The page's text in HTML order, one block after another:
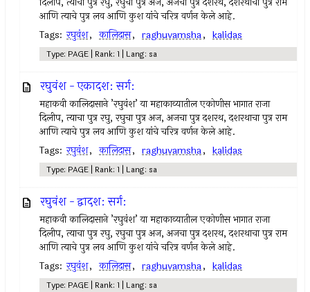
आणि त्याचे पुत्र लव आणि कुश यांचे चरित्र वर्णन केले आहे.
Tags: रघुवंश, कालिदास, raghuvamsha, kalidas
Type: PAGE | Rank: 1 | Lang: sa
रघुवंश - एकादश: सर्ग:
महाकवी कालिदासाने ’रघुवंश’ या महाकाव्यातील एकोणीस भागात राजा
दिलीप, त्याचा पुत्र रघु, रघुचा पुत्र अज, अजचा पुत्र दशरथ, दशरथाचा पुत्र राम
आणि त्याचे पुत्र लव आणि कुश यांचे चरित्र वर्णन केले आहे.
Tags: रघुवंश, कालिदास, raghuvamsha, kalidas
Type: PAGE | Rank: 1 | Lang: sa
रघुवंश - द्वादश: सर्ग:
महाकवी कालिदासाने ’रघुवंश’ या महाकाव्यातील एकोणीस भागात राजा
दिलीप, त्याचा पुत्र रघु, रघुचा पुत्र अज, अजचा पुत्र दशरथ, दशरथाचा पुत्र राम
आणि त्याचे पुत्र लव आणि कुश यांचे चरित्र वर्णन केले आहे.
Tags: रघुवंश, कालिदास, raghuvamsha, kalidas
Type: PAGE | Rank: 1 | Lang: sa